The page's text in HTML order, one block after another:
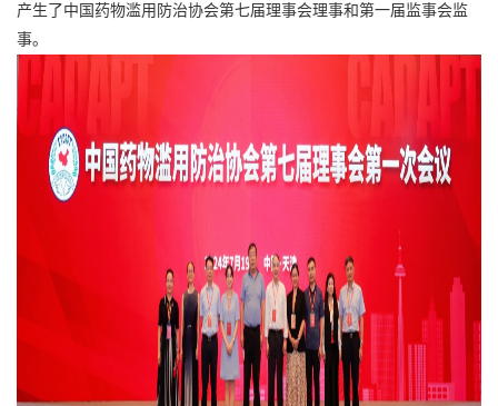
产生了中国药物滥用防治协会第七届理事会理事和第一届监事会监
事。